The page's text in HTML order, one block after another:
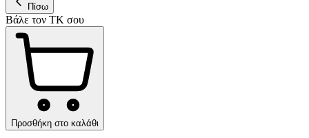
Πίσω
Βάλε τον ΤΚ σου
Προσθήκη στο καλάθι